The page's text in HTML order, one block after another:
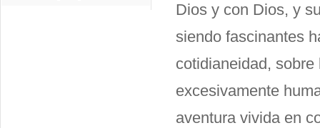
Dios y con Dios, y
siendo fascinantes
cotidianeidad,
excesivamente
aventura vivida en